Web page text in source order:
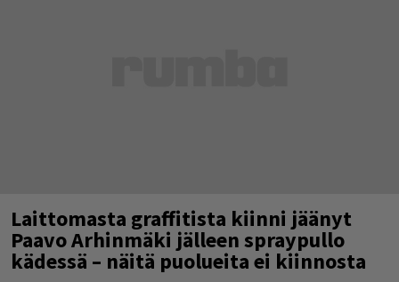
Laittomasta graffitista kiinni jäänyt
Paavo Arhinmäki jälleen spraypullo
kädessä – näitä puolueita ei kiinnosta